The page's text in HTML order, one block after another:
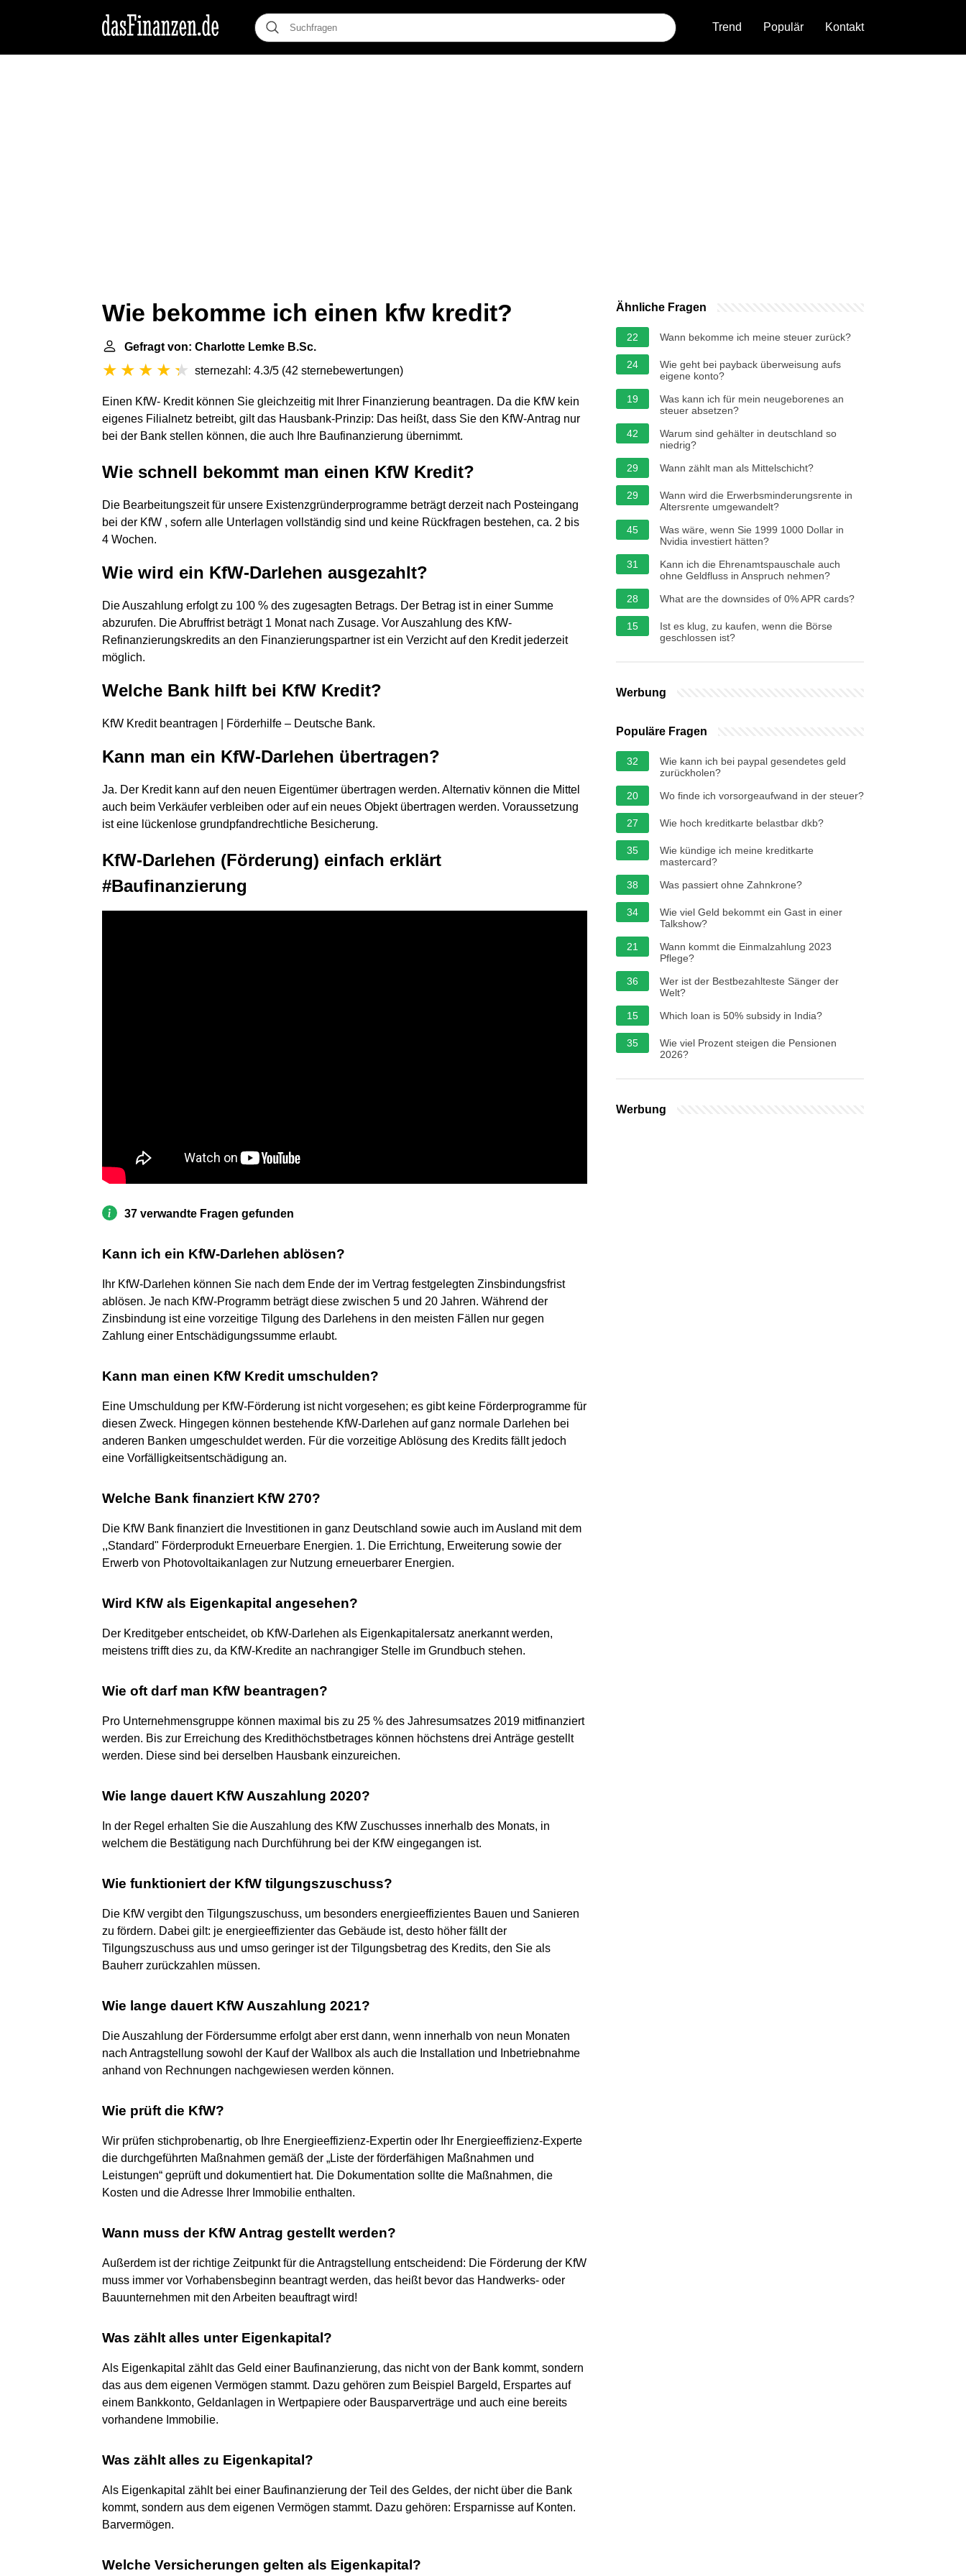
Trend Populär Kontakt
Wie bekomme ich einen kfw kredit?
Gefragt von: Charlotte Lemke B.Sc.
sternezahl: 4.3/5 (42 sternebewertungen)
Einen KfW- Kredit können Sie gleichzeitig mit Ihrer Finanzierung beantragen. Da die KfW kein
eigenes Filialnetz betreibt, gilt das Hausbank-Prinzip: Das heißt, dass Sie den KfW-Antrag nur
bei der Bank stellen können, die auch Ihre Baufinanzierung übernimmt.
Wie schnell bekommt man einen KfW Kredit?
Die Bearbeitungszeit für unsere Existenzgründerprogramme beträgt derzeit nach Posteingang
bei der KfW , sofern alle Unterlagen vollständig sind und keine Rückfragen bestehen, ca. 2 bis
4 Wochen.
Wie wird ein KfW-Darlehen ausgezahlt?
Die Auszahlung erfolgt zu 100 % des zugesagten Betrags. Der Betrag ist in einer Summe
abzurufen. Die Abruffrist beträgt 1 Monat nach Zusage. Vor Auszahlung des KfW-
Refinanzierungskredits an den Finanzierungspartner ist ein Verzicht auf den Kredit jederzeit
möglich.
Welche Bank hilft bei KfW Kredit?
KfW Kredit beantragen | Förderhilfe – Deutsche Bank.
Kann man ein KfW-Darlehen übertragen?
Ja. Der Kredit kann auf den neuen Eigentümer übertragen werden. Alternativ können die Mittel
auch beim Verkäufer verbleiben oder auf ein neues Objekt übertragen werden. Voraussetzung
ist eine lückenlose grundpfandrechtliche Besicherung.
KfW-Darlehen (Förderung) einfach erklärt
#Baufinanzierung
37 verwandte Fragen gefunden
Kann ich ein KfW-Darlehen ablösen?
Ihr KfW-Darlehen können Sie nach dem Ende der im Vertrag festgelegten Zinsbindungsfrist
ablösen. Je nach KfW-Programm beträgt diese zwischen 5 und 20 Jahren. Während der
Zinsbindung ist eine vorzeitige Tilgung des Darlehens in den meisten Fällen nur gegen
Zahlung einer Entschädigungssumme erlaubt.
Kann man einen KfW Kredit umschulden?
Eine Umschuldung per KfW-Förderung ist nicht vorgesehen; es gibt keine Förderprogramme für
diesen Zweck. Hingegen können bestehende KfW-Darlehen auf ganz normale Darlehen bei
anderen Banken umgeschuldet werden. Für die vorzeitige Ablösung des Kredits fällt jedoch
eine Vorfälligkeitsentschädigung an.
Welche Bank finanziert KfW 270?
Die KfW Bank finanziert die Investitionen in ganz Deutschland sowie auch im Ausland mit dem
,,Standard" Förderprodukt Erneuerbare Energien. 1. Die Errichtung, Erweiterung sowie der
Erwerb von Photovoltaikanlagen zur Nutzung erneuerbarer Energien.
Wird KfW als Eigenkapital angesehen?
Der Kreditgeber entscheidet, ob KfW-Darlehen als Eigenkapitalersatz anerkannt werden,
meistens trifft dies zu, da KfW-Kredite an nachrangiger Stelle im Grundbuch stehen.
Wie oft darf man KfW beantragen?
Pro Unternehmensgruppe können maximal bis zu 25 % des Jahresumsatzes 2019 mitfinanziert
werden. Bis zur Erreichung des Kredithöchstbetrages können höchstens drei Anträge gestellt
werden. Diese sind bei derselben Hausbank einzureichen.
Wie lange dauert KfW Auszahlung 2020?
In der Regel erhalten Sie die Auszahlung des KfW Zuschusses innerhalb des Monats, in
welchem die Bestätigung nach Durchführung bei der KfW eingegangen ist.
Wie funktioniert der KfW tilgungszuschuss?
Die KfW vergibt den Tilgungszuschuss, um besonders energieeffizientes Bauen und Sanieren
zu fördern. Dabei gilt: je energieeffizienter das Gebäude ist, desto höher fällt der
Tilgungszuschuss aus und umso geringer ist der Tilgungsbetrag des Kredits, den Sie als
Bauherr zurückzahlen müssen.
Wie lange dauert KfW Auszahlung 2021?
Die Auszahlung der Fördersumme erfolgt aber erst dann, wenn innerhalb von neun Monaten
nach Antragstellung sowohl der Kauf der Wallbox als auch die Installation und Inbetriebnahme
anhand von Rechnungen nachgewiesen werden können.
Wie prüft die KfW?
Wir prüfen stichprobenartig, ob Ihre Energieeffizienz-Expertin oder Ihr Energieeffizienz-Experte
die durchgeführten Maßnahmen gemäß der „Liste der förderfähigen Maßnahmen und
Leistungen“ geprüft und dokumentiert hat. Die Dokumentation sollte die Maßnahmen, die
Kosten und die Adresse Ihrer Immobilie enthalten.
Wann muss der KfW Antrag gestellt werden?
Außerdem ist der richtige Zeitpunkt für die Antragstellung entscheidend: Die Förderung der KfW
muss immer vor Vorhabensbeginn beantragt werden, das heißt bevor das Handwerks- oder
Bauunternehmen mit den Arbeiten beauftragt wird!
Was zählt alles unter Eigenkapital?
Als Eigenkapital zählt das Geld einer Baufinanzierung, das nicht von der Bank kommt, sondern
das aus dem eigenen Vermögen stammt. Dazu gehören zum Beispiel Bargeld, Erspartes auf
einem Bankkonto, Geldanlagen in Wertpapiere oder Bausparverträge und auch eine bereits
vorhandene Immobilie.
Was zählt alles zu Eigenkapital?
Als Eigenkapital zählt bei einer Baufinanzierung der Teil des Geldes, der nicht über die Bank
kommt, sondern aus dem eigenen Vermögen stammt. Dazu gehören: Ersparnisse auf Konten.
Barvermögen.
Welche Versicherungen gelten als Eigenkapital?
Ähnliche Fragen
22 Wann bekomme ich meine steuer zurück?
24
Wie geht bei payback überweisung aufs
eigene konto?
19
Was kann ich für mein neugeborenes an
steuer absetzen?
42
Warum sind gehälter in deutschland so
niedrig?
29
Wann zählt man als Mittelschicht?
29
Wann wird die Erwerbsminderungsrente in
Altersrente umgewandelt?
45
Was wäre, wenn Sie 1999 1000 Dollar in
Nvidia investiert hätten?
31
Kann ich die Ehrenamtspauschale auch
ohne Geldfluss in Anspruch nehmen?
28
What are the downsides of 0% APR cards?
15
Ist es klug, zu kaufen, wenn die Börse
geschlossen ist?
Werbung
Populäre Fragen
32
Wie kann ich bei paypal gesendetes geld
zurückholen?
20
Wo finde ich vorsorgeaufwand in der steuer?
27 Wie hoch kreditkarte belastbar dkb?
35
Wie kündige ich meine kreditkarte
mastercard?
38
Was passiert ohne Zahnkrone?
34
Wie viel Geld bekommt ein Gast in einer
Talkshow?
21
Wann kommt die Einmalzahlung 2023
Pflege?
36
Wer ist der Bestbezahlteste Sänger der
Welt?
15
Which loan is 50% subsidy in India?
35
Wie viel Prozent steigen die Pensionen
2026?
Werbung